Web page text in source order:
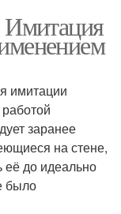
Имитация
имитации
заранее
на стене,
её до идеально
было